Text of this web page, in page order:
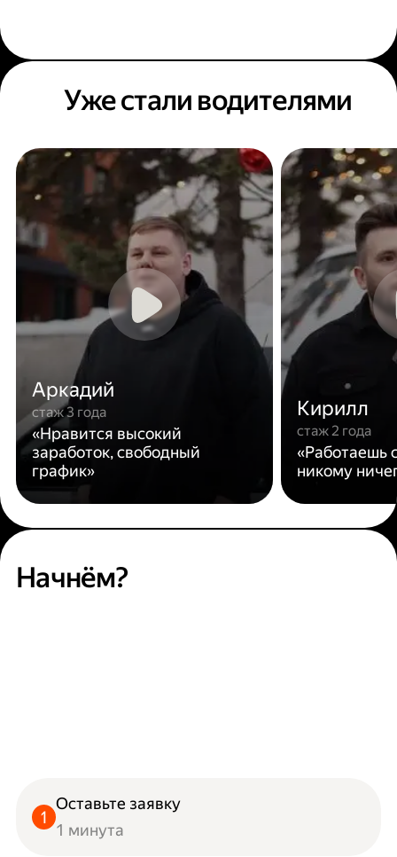
Уже стали водителями
Аркадий
стаж 3 года
«Нравится высокий
заработок, свободный
график»
Кирилл
стаж 2 года
«Работаешь
никому
Начнём?
Оставьте заявку
1 минута